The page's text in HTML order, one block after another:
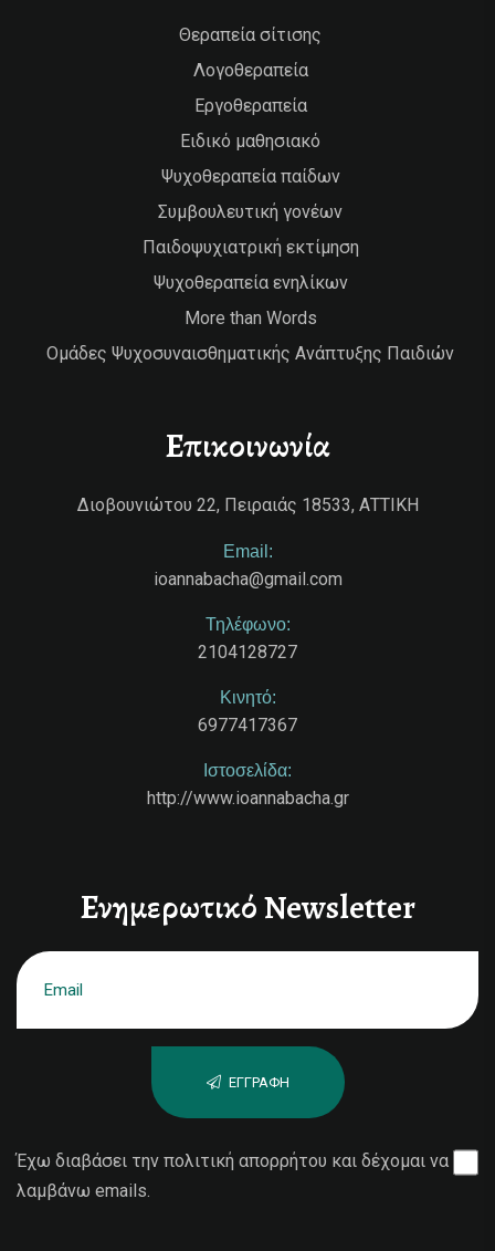
Θεραπεία σίτισης
Λογοθεραπεία
Εργοθεραπεία
Ειδικό μαθησιακό
Ψυχοθεραπεία παίδων
Συμβουλευτική γονέων
Παιδοψυχιατρική εκτίμηση
Ψυχοθεραπεία ενηλίκων
More than Words
Ομάδες Ψυχοσυναισθηματικής Ανάπτυξης Παιδιών
Επικοινωνία
Διοβουνιώτου 22, Πειραιάς 18533, ΑΤΤΙΚΗ
Email:
ioannabacha@gmail.com
Τηλέφωνο:
2104128727
Κινητό:
6977417367
Ιστοσελίδα:
http://www.ioannabacha.gr
Ενημερωτικό Newsletter
ΕΓΓΡΑΦΉ
Έχω διαβάσει την πολιτική απορρήτου και δέχομαι να
λαμβάνω emails.